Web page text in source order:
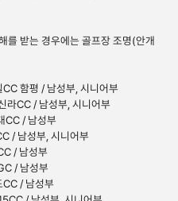
를 받는 경우에는 골프장 조명(안개
함평 / 남성부, 시니어부
CC / 남성부, 시니어부
CC / 남성부
/ 남성부, 시니어부
/ 남성부
/ 남성부
/ 남성부